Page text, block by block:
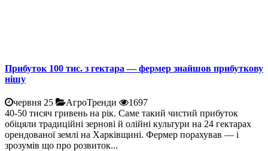
Прибуток 100 тис. з гектара — фермер знайшов прибуткову
нішу
червня 25 АгроТренди
1697
40-50 тисяч гривень на рік. Саме такий чистий прибуток
обіцяли традиційні зернові й олійні культури на 24 гектарах
орендованої землі на Харківщині. Фермер порахував — і
зрозумів що про розвиток...